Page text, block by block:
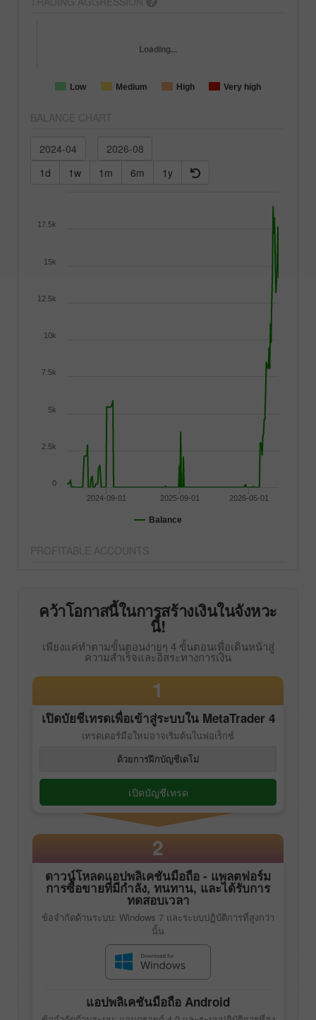
Low Medium High Very high
Loading...
1d 1w 1m 6m 1y
Balance
2024-09-01 2025-09-01 2026-05-01
0
2.5k
5k
7.5k
10k
12.5k
15k
17.5k
PROFITABLE ACCOUNTS
คว้าโอกาสนี้ในการสร้างเงินในจังหวะ
นี้!
เพียงแค่ทำตามขั้นตอนง่ายๆ 4 ขั้นตอนเพื่อเดินหน้าสู่
ความสำเร็จและอิสระทางการเงิน
1
เปิดบัยชีเทรดเพื่อเข้าสู่ระบบใน MetaTrader 4
เทรดเดอร์มือใหม่อาจเริ่มต้นในฟอเร็กซ์
ด้วยการฝึกบัญชีเดโม่
เปิดบัญชีเทรด
2
ดาวน์โหลดแอปพลิเคชันมือถือ - แพลตฟอร์ม
การซื้อขายที่มีกำลัง, ทนทาน, และได้รับการ
ทดสอบเวลา
ข้อจำกัดด้านระบบ: Windows 7 และระบบปฏิบัติการที่สูงกว่า
นั้น
แอปพลิเคชันมือถือ Android